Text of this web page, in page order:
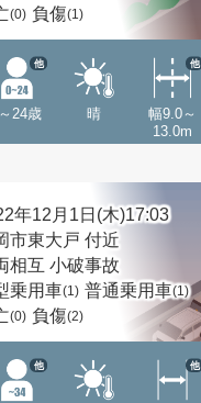
(0) 負傷(1)
24歳
他
晴
幅9.0～
13.0m
他
年12月1日(木)17:03
市東大戸 付近
相互 小破事故
乗用車(1) 普通乗用車(1)
(0) 負傷(2)
他 他